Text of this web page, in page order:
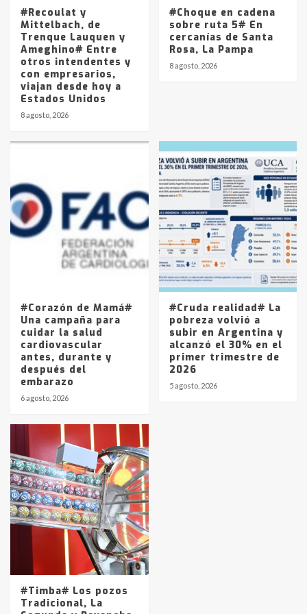
#Recoulat y
Mittelbach, de
Trenque Lauquen y
Ameghino# Entre
otros intendentes y
con empresarios,
viajan desde hoy a
Estados Unidos
8 agosto, 2026
#Choque en cadena
sobre ruta 5# En
cercanías de Santa
Rosa, La Pampa
8 agosto, 2026
#Corazón de Mamá#
Una campaña para
cuidar la salud
cardiovascular
antes, durante y
después del
embarazo
6 agosto, 2026
#Cruda realidad# La
pobreza volvió a
subir en Argentina y
alcanzó el 30% en el
primer trimestre de
2026
5 agosto, 2026
#Timba# Los pozos
Tradicional, La